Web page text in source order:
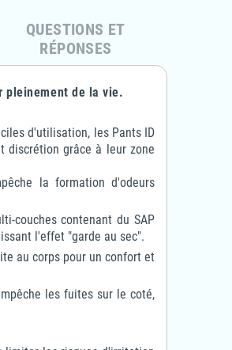
QUESTIONS ET
RÉPONSES
pleinement de la vie.
d'utilisation, les Pants ID
discrétion grâce à leur zone
la formation d'odeurs
couches contenant du SAP
l'effet "garde au sec".
au corps pour un confort et
les fuites sur le coté,